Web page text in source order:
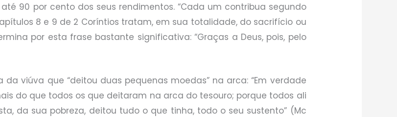
90 por cento dos seus rendimentos. “Cada um contribua segundo
8 e 9 de 2 Coríntios tratam, em sua totalidade, do sacrifício ou
por esta frase bastante significativa: “Graças a Deus, pois, pelo
da viúva que “deitou duas pequenas moedas” na arca: “Em verdade
do que todos os que deitaram na arca do tesouro; porque todos ali
da sua pobreza, deitou tudo o que tinha, todo o seu sustento” (Mc